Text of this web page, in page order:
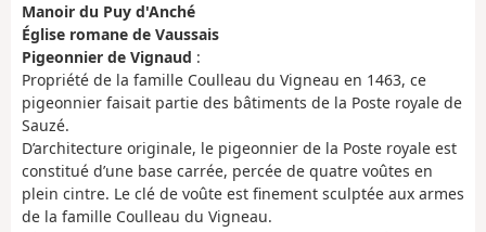
Manoir du Puy d'Anché
Église romane de Vaussais
Pigeonnier de Vignaud :
Propriété de la famille Coulleau du Vigneau en 1463, ce
pigeonnier faisait partie des bâtiments de la Poste royale de
Sauzé.
D’architecture originale, le pigeonnier de la Poste royale est
constitué d’une base carrée, percée de quatre voûtes en
plein cintre. Le clé de voûte est finement sculptée aux armes
de la famille Coulleau du Vigneau.